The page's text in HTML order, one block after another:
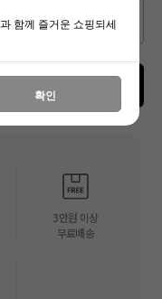
동의
3만원 이상
무료배송
함께 즐거운 쇼핑되세
확인